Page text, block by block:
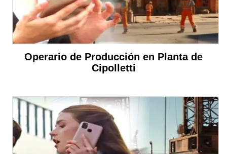
Operario de Producción en Planta de
Cipolletti